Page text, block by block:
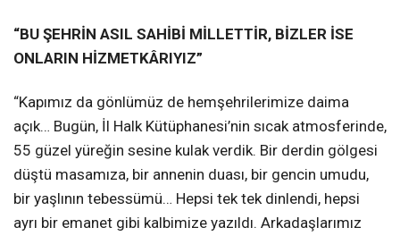
“BU ŞEHRİN ASIL SAHİBİ MİLLETTİR, BİZLER İSE
ONLARIN HİZMETKÂRIYIZ”
“Kapımız da gönlümüz de hemşehrilerimize daima
açık… Bugün, İl Halk Kütüphanesi’nin sıcak atmosferinde,
55 güzel yüreğin sesine kulak verdik. Bir derdin gölgesi
düştü masamıza, bir annenin duası, bir gencin umudu,
bir yaşlının tebessümü… Hepsi tek tek dinlendi, hepsi
ayrı bir emanet gibi kalbimize yazıldı. Arkadaşlarımız